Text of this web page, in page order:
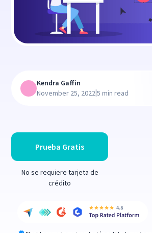
Prueba Gratis
No se requiere tarjeta de
crédito
Kendra Gaffin
November 25, 2022|5 min read